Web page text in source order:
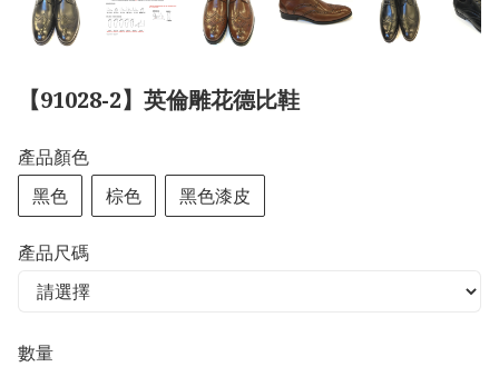
【91028-2】英倫雕花德比鞋
產品顏色
黑色
棕色 黑色漆皮
產品尺碼
數量